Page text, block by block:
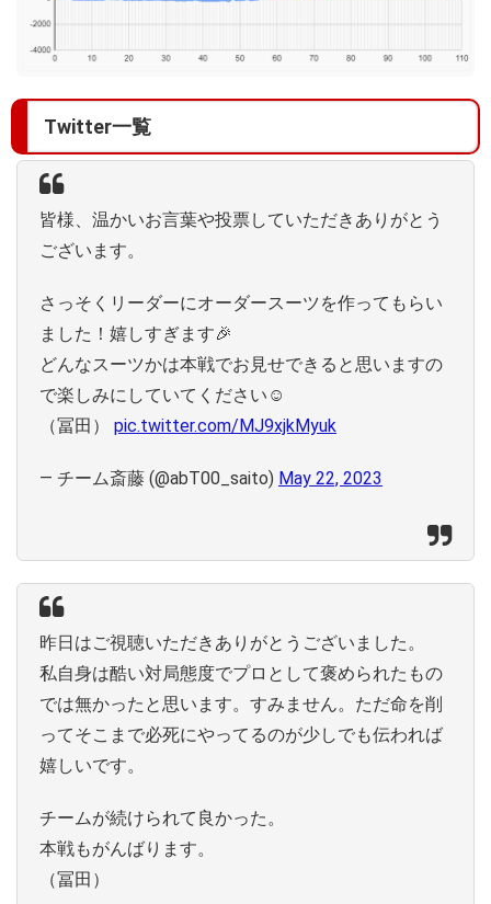
Twitter一覧
皆様、温かいお言葉や投票していただきありがとう
ございます。
さっそくリーダーにオーダースーツを作ってもらい
ました！嬉しすぎます🎉
どんなスーツかは本戦でお見せできると思いますの
で楽しみにしていてください☺️
（冨田） pic.twitter.com/MJ9xjkMyuk
— チーム斎藤 (@abT00_saito) May 22, 2023
昨日はご視聴いただきありがとうございました。
私自身は酷い対局態度でプロとして褒められたもの
では無かったと思います。すみません。ただ命を削
ってそこまで必死にやってるのが少しでも伝われば
嬉しいです。
チームが続けられて良かった。
本戦もがんばります。
（冨田）